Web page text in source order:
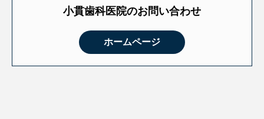
小貫歯科医院のお問い合わせ
ホームページ